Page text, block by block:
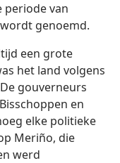
periode van
genoemd.
een grote
het land volgens
gouverneurs
en
elke politieke
Meriño, die
werd